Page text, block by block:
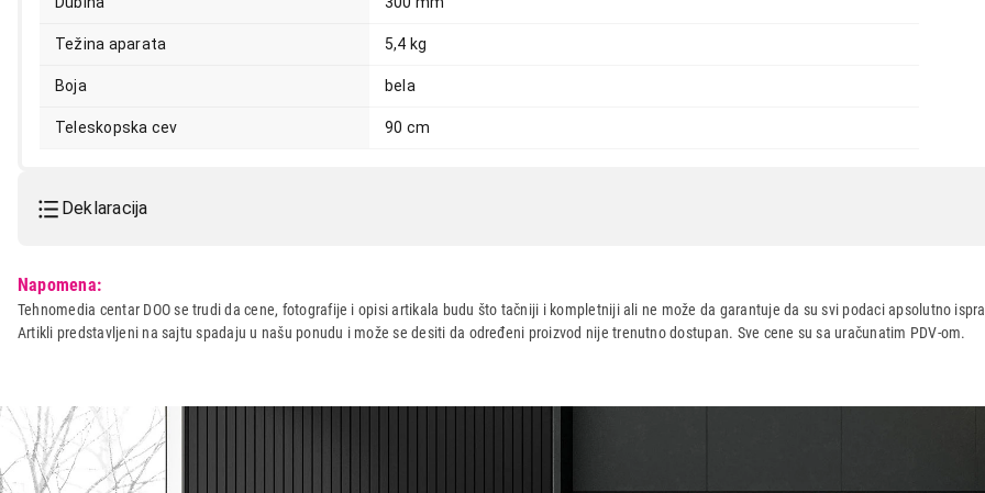
Težina aparata 5,4 kg
Boja bela
Teleskopska cev 90 cm
Deklaracija
Naziv i vrsta robe:
USISIVAC
Uvoznik:
Gorenje doo
Napomena:
Tehnomedia centar DOO se trudi da cene, fotografije i opisi artikala budu što tačniji i kompletniji ali ne može da garantuje da su svi podaci apsolutno
Artikli predstavljeni na sajtu spadaju u našu ponudu i može se desiti da određeni proizvod nije trenutno dostupan. Sve cene su sa uračunatim PDV-om.